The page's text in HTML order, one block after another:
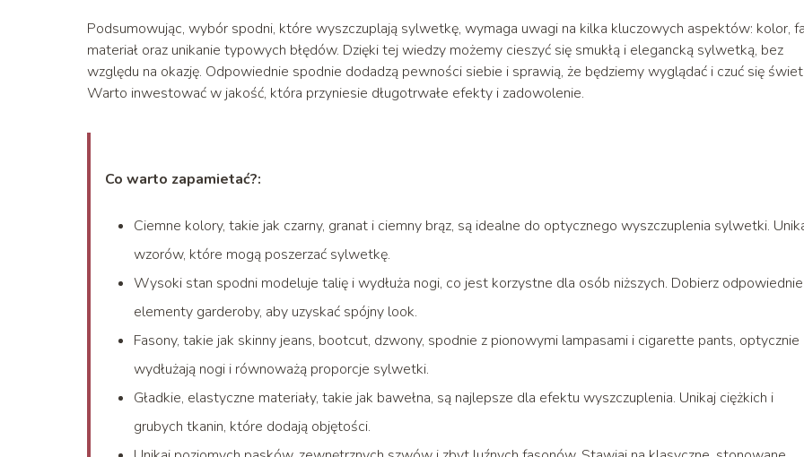
Podsumowując, wybór spodni, które wyszczuplają sylwetkę, wymaga uwagi na kilka kluczowych aspektów: kolor,
materiał oraz unikanie typowych błędów. Dzięki tej wiedzy możemy cieszyć się smukłą i elegancką sylwetką, bez
względu na okazję. Odpowiednie spodnie dodadzą pewności siebie i sprawią, że będziemy wyglądać i czuć się
Warto inwestować w jakość, która przyniesie długotrwałe efekty i zadowolenie.
Co warto zapamietać?:
Ciemne kolory, takie jak czarny, granat i ciemny brąz, są idealne do optycznego wyszczuplenia sylwetki.
wzorów, które mogą poszerzać sylwetkę.
Wysoki stan spodni modeluje talię i wydłuża nogi, co jest korzystne dla osób niższych. Dobierz odpowiednie
elementy garderoby, aby uzyskać spójny look.
Fasony, takie jak skinny jeans, bootcut, dzwony, spodnie z pionowymi lampasami i cigarette pants, optycznie
wydłużają nogi i równoważą proporcje sylwetki.
Gładkie, elastyczne materiały, takie jak bawełna, są najlepsze dla efektu wyszczuplenia. Unikaj ciężkich i
grubych tkanin, które dodają objętości.